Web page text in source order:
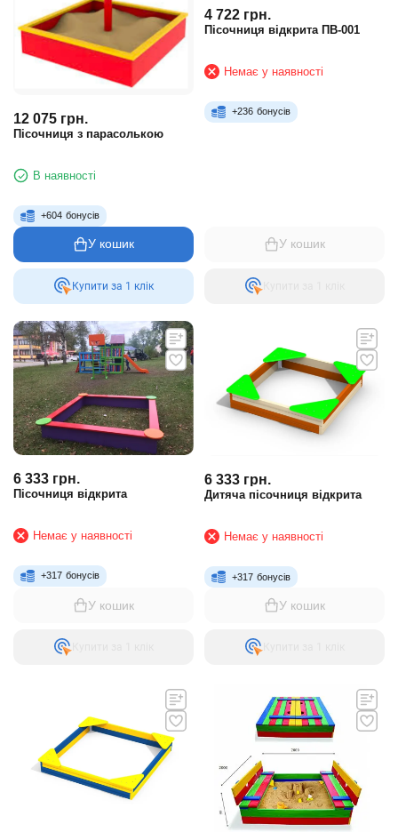
12 075 грн.
Пісочниця з парасолькою
В наявності
+604 бонусів
У кошик
Купити за 1 клiк
4 722 грн.
Пісочниця відкрита ПВ-001
Немає у наявності
+236 бонусів
У кошик
6 333 грн.
Пісочниця відкрита
Немає у наявності
+317 бонусів
У кошик
Купити за 1 клiк
6 333 грн.
Дитяча пісочниця відкрита
Немає у наявності
+317 бонусів
У кошик
Купити за 1 клiк